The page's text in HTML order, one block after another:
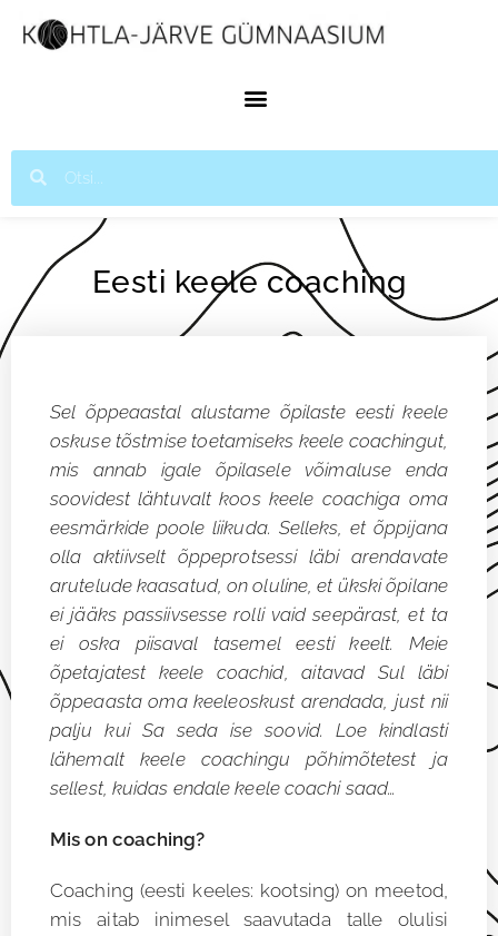
Eesti keele coaching
Sel õppeaastal alustame õpilaste eesti keele
oskuse tõstmise toetamiseks keele coachingut,
mis annab igale õpilasele võimaluse enda
soovidest lähtuvalt koos keele coachiga oma
eesmärkide poole liikuda. Selleks, et õppijana
olla aktiivselt õppeprotsessi läbi arendavate
arutelude kaasatud, on oluline, et ükski õpilane
ei jääks passiivsesse rolli vaid seepärast, et ta
ei oska piisaval tasemel eesti keelt. Meie
õpetajatest keele coachid, aitavad Sul läbi
õppeaasta oma keeleoskust arendada, just nii
palju kui Sa seda ise soovid. Loe kindlasti
lähemalt keele coachingu põhimõtetest ja
sellest, kuidas endale keele coachi saad…
Mis on coaching?
Coaching (eesti keeles: kootsing) on meetod,
mis aitab inimesel saavutada talle olulisi